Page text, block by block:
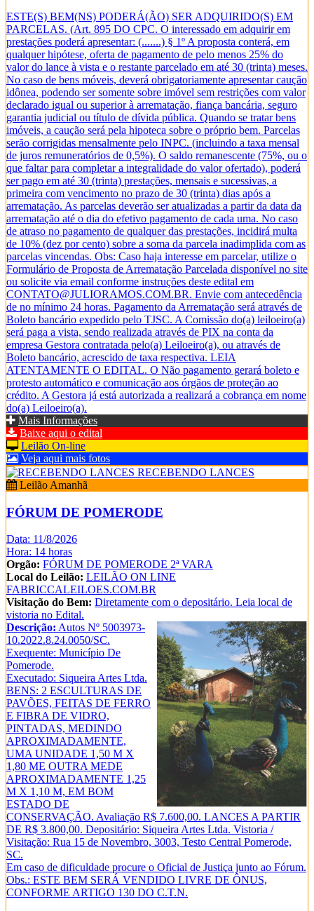
ESTE(S) BEM(NS) PODERÁ(ÃO) SER ADQUIRIDO(S) EM
PARCELAS. (Art. 895 DO CPC. O interessado em adquirir em
prestações poderá apresentar: (.......) § 1º A proposta conterá, em
qualquer hipótese, oferta de pagamento de pelo menos 25% do
valor do lance à vista e o restante parcelado em até 30 (trinta) meses.
No caso de bens móveis, deverá obrigatoriamente apresentar caução
idônea, podendo ser somente sobre imóvel sem restrições com valor
declarado igual ou superior à arrematação, fiança bancária, seguro
garantia judicial ou título de dívida pública. Quando se tratar bens
imóveis, a caução será pela hipoteca sobre o próprio bem. Parcelas
serão corrigidas mensalmente pelo INPC. (incluindo a taxa mensal
de juros remuneratórios de 0,5%). O saldo remanescente (75%, ou o
que faltar para completar a integralidade do valor ofertado), poderá
ser pago em até 30 (trinta) prestações, mensais e sucessivas, a
primeira com vencimento no prazo de 30 (trinta) dias após a
arrematação. As parcelas deverão ser atualizadas a partir da data da
arrematação até o dia do efetivo pagamento de cada uma. No caso
de atraso no pagamento de qualquer das prestações, incidirá multa
de 10% (dez por cento) sobre a soma da parcela inadimplida com as
parcelas vincendas. Obs: Caso haja interesse em parcelar, utilize o
Formulário de Proposta de Arrematação Parcelada disponível no site
ou solicite via email conforme instruções deste edital em
CONTATO@JULIORAMOS.COM.BR. Envie com antecedência
de no mínimo 24 horas. Pagamento da Arrematação será através de
Boleto bancário expedido pelo TJSC. A Comissão do(a) leiloeiro(a)
será paga a vista, sendo realizada através de PIX na conta da
empresa Gestora contratada pelo(a) Leiloeiro(a), ou através de
Boleto bancário, acrescido de taxa respectiva. LEIA
ATENTAMENTE O EDITAL. O Não pagamento gerará boleto e
protesto automático e comunicação aos órgãos de proteção ao
crédito. A Gestora já está autorizada a realizará a cobrança em nome
do(a) Leiloeiro(a).
Mais Informações
Baixe aqui o edital
Leilão On-line
Veja aqui mais fotos
RECEBENDO LANCES
Leilão Amanhã
FÓRUM DE POMERODE
Data: 11/8/2026
Hora: 14 horas
Orgão: FÓRUM DE POMERODE 2ª VARA
Local do Leilão: LEILÃO ON LINE
FABRICCALEILOES.COM.BR
Visitação do Bem: Diretamente com o depositário. Leia local de
vistoria no Edital.
Descrição: Autos Nº 5003973-
10.2022.8.24.0050/SC.
Exequente: Município De
Pomerode.
Executado: Siqueira Artes Ltda.
BENS: 2 ESCULTURAS DE
PAVÕES, FEITAS DE FERRO
E FIBRA DE VIDRO,
PINTADAS, MEDINDO
APROXIMADAMENTE,
UMA UNIDADE 1,50 M X
1,80 ME OUTRA MEDE
APROXIMADAMENTE 1,25
M X 1,10 M, EM BOM
ESTADO DE
CONSERVAÇÃO. Avaliação R$ 7.600,00. LANCES A PARTIR
DE R$ 3.800,00. Depositário: Siqueira Artes Ltda. Vistoria /
Visitação: Rua 15 de Novembro, 3003, Testo Central Pomerode,
SC.
Em caso de dificuldade procure o Oficial de Justiça junto ao Fórum.
Obs.: ESTE BEM SERÁ VENDIDO LIVRE DE ÔNUS,
CONFORME ARTIGO 130 DO C.T.N.